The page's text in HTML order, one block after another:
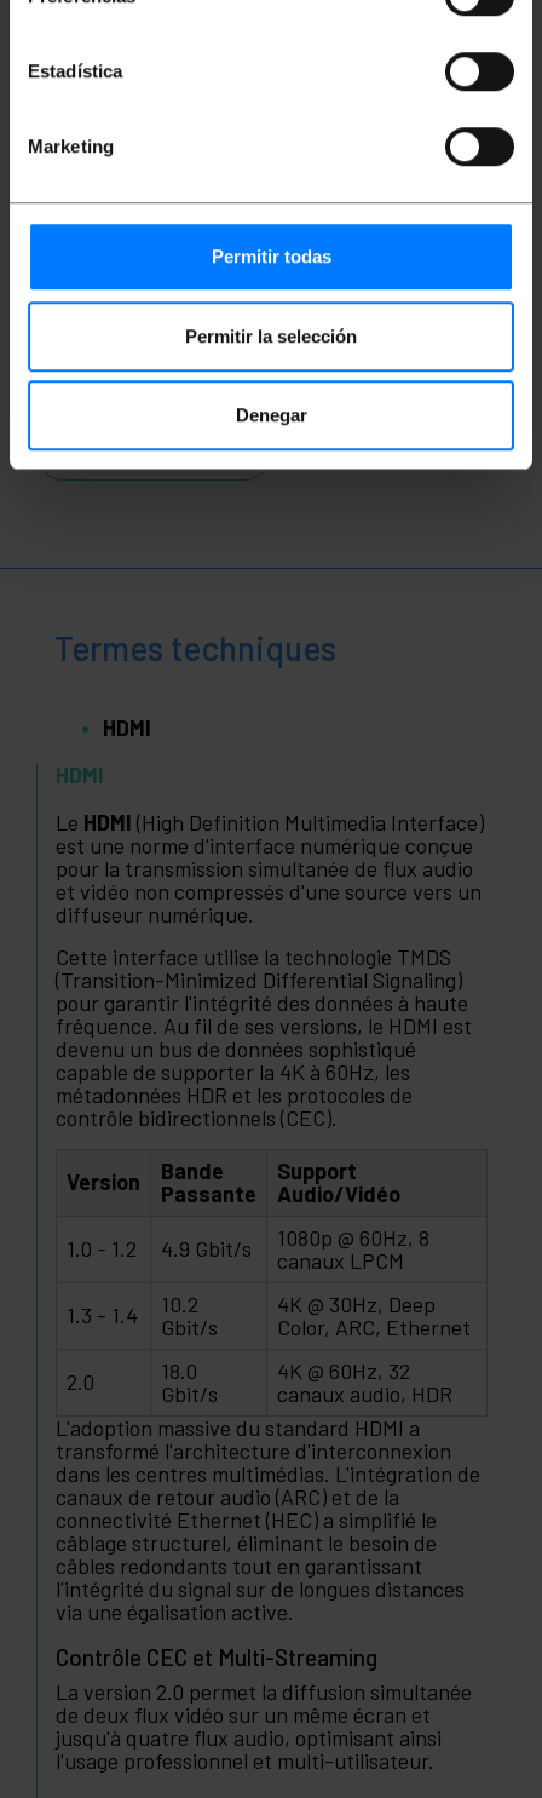
Estadística
Marketing
Permitir todas
Permitir la selección
Denegar
Regarder vidéo
Termes techniques
HDMI
HDMI
Le HDMI (High Definition Multimedia Interface)
est une norme d'interface numérique conçue
pour la transmission simultanée de flux audio
et vidéo non compressés d'une source vers un
diffuseur numérique.
Cette interface utilise la technologie TMDS
(Transition-Minimized Differential Signaling)
pour garantir l'intégrité des données à haute
fréquence. Au fil de ses versions, le HDMI est
devenu un bus de données sophistiqué
capable de supporter la 4K à 60Hz, les
métadonnées HDR et les protocoles de
contrôle bidirectionnels (CEC).
Version
Bande
Passante
Support
Audio/Vidéo
1.0 - 1.2 4.9 Gbit/s
1080p @ 60Hz, 8
canaux LPCM
1.3 - 1.4
10.2
Gbit/s
4K @ 30Hz, Deep
Color, ARC, Ethernet
2.0
18.0
Gbit/s
4K @ 60Hz, 32
canaux audio, HDR
L'adoption massive du standard HDMI a
transformé l'architecture d'interconnexion
dans les centres multimédias. L'intégration de
canaux de retour audio (ARC) et de la
connectivité Ethernet (HEC) a simplifié le
câblage structurel, éliminant le besoin de
câbles redondants tout en garantissant
l'intégrité du signal sur de longues distances
via une égalisation active.
Contrôle CEC et Multi-Streaming
La version 2.0 permet la diffusion simultanée
de deux flux vidéo sur un même écran et
jusqu'à quatre flux audio, optimisant ainsi
l'usage professionnel et multi-utilisateur.